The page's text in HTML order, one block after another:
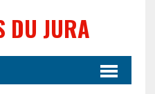
DU JURA